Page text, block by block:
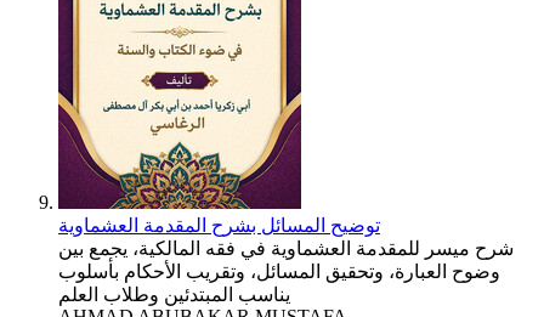
توضيح المسائل بشرح المقدمة العشماوية
شرح ميسر للمقدمة العشماوية في فقه المالكية، يجمع بين
وضوح العبارة، وتحقيق المسائل، وتقريب الأحكام بأسلوب
يناسب المبتدئين وطلاب العلم